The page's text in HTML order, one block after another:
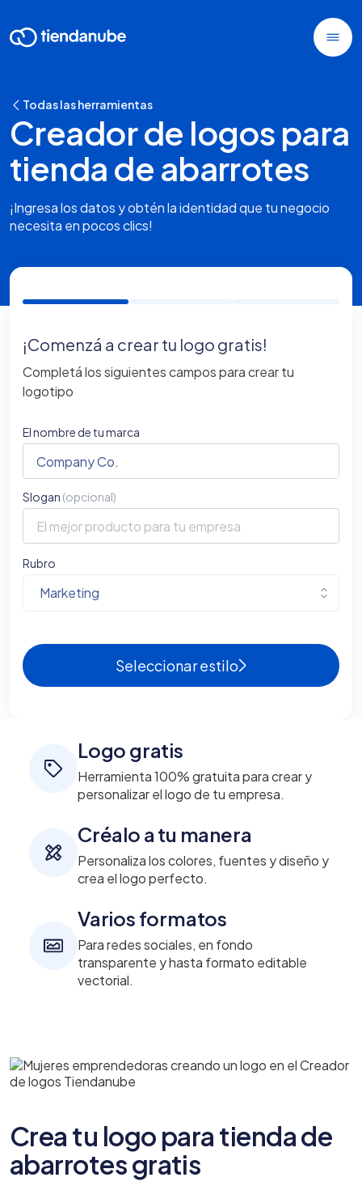
Todas las herramientas
Creador de logos para
tienda de abarrotes
¡Ingresa los datos y obtén la identidad que tu negocio
necesita en pocos clics!
Logo gratis
Herramienta 100% gratuita para crear y
personalizar el logo de tu empresa.
Créalo a tu manera
Personaliza los colores, fuentes y diseño y
crea el logo perfecto.
Varios formatos
Para redes sociales, en fondo
transparente y hasta formato editable
vectorial.
Crea tu logo para tienda de
abarrotes gratis